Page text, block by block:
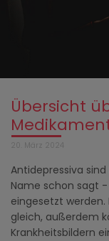
Übersicht
20. März 2024
Antidepressiva
Name schon sagt
eingesetzt
gleich, außerdem
Krankheitsbildern